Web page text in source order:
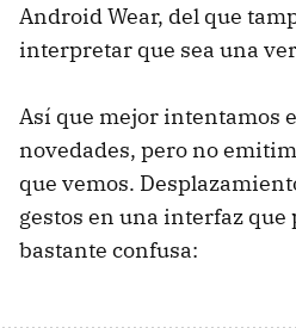
Android Wear, del que
interpretar que sea una
Así que mejor intentamos
novedades, pero no
que vemos.
gestos en una interfaz que
bastante confusa: